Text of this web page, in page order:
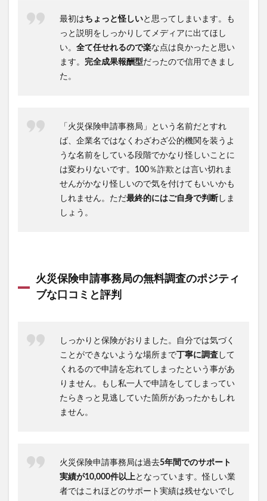
最初はちょっと怪しいと思ってしまいます。も
っと説明をしっかりしてメディアに出てほし
い。 全て任せれるので楽な点は良かったと思い
ます。 完全成果報酬型だったので信用できまし
た。
「火災保険申請事務局」という名前だとすれ
ば、企業名ではなくわざわざ公的機関を装うよ
うな名前をしている段階でかなり怪しいことに
は変わりないです。100％詐欺とは言い切れま
せんがかなり怪しいので気を付けてもいいかも
しれません。ただ最終的にはご自身で判断 しま
しょう。
火災保険申請事務局の無料調査のポジティ
ブな口コミと評判
しっかりと保険がおりました。自分では気づく
ことができないような場所まで 丁寧に調査 して
くれるので申請を忘れてしまったという事があ
りません。もし私一人で申請をしてしまってい
たらきっと見逃していた箇所があったかもしれ
ません。
火災保険申請事務局は過去5年間でのサポート
実績が10,000件以上となっています。怪しい業
者ではこれほどのサポート実績は残せないでし